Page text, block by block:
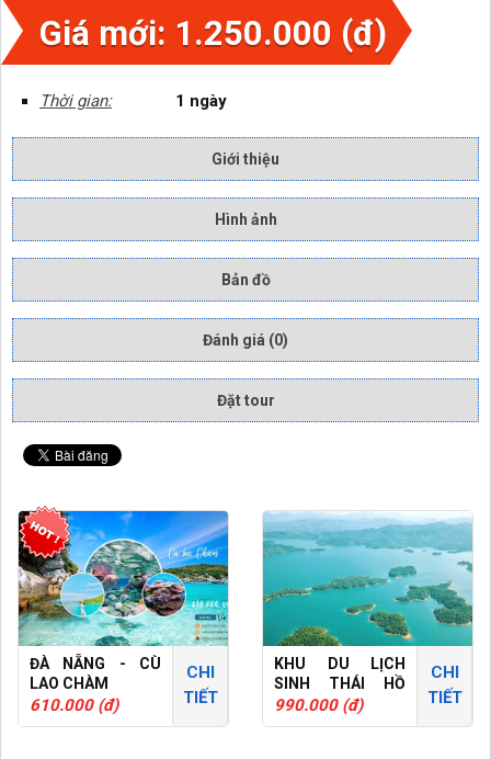
Giá mới: 1.250.000 (đ)
Thời gian: 1 ngày
Giới thiệu
Hình ảnh
Bản đồ
Đánh giá (0)
Đặt tour
ĐÀ NẴNG - CÙ
LAO CHÀM
610.000 (đ)
CHI
TIẾT
KHU DU LỊCH
SINH THÁI HỒ
PHÚ NINH
990.000 (đ)
CHI
TIẾT